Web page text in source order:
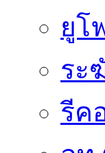
ยูโ
ระ
รีค